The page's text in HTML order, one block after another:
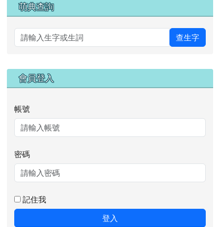
萌典查詢
查生字
右邊區域內容
會員登入
帳號
密碼
記住我
登入